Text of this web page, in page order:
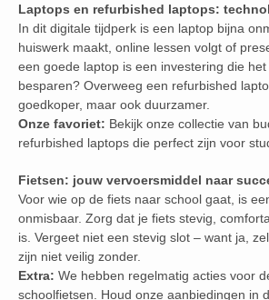
Laptops en refurbished laptops:
In dit digitale tijdperk is een laptop bijna
huiswerk maakt, online lessen volgt of
een goede laptop is een investering die
besparen? Overweeg een refurbished
goedkoper, maar ook duurzamer.
Onze favoriet: Bekijk onze collectie van
refurbished laptops die perfect zijn voor
Fietsen: jouw vervoersmiddel naar
Voor wie op de fiets naar school gaat, is
onmisbaar. Zorg dat je fiets stevig,
is. Vergeet niet een stevig slot – want ja,
zijn niet veilig zonder.
Extra: We hebben regelmatig acties voor
schoolfietsen. Houd onze aanbiedingen in